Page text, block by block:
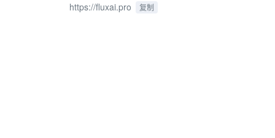
https://fluxai.pro 复制